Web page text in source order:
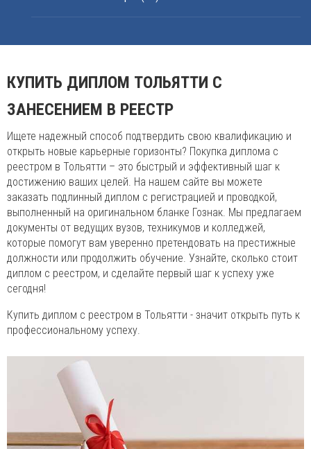
КУПИТЬ ДИПЛОМ ТОЛЬЯТТИ С
ЗАНЕСЕНИЕМ В РЕЕСТР
Ищете надежный способ подтвердить свою квалификацию и
открыть новые карьерные горизонты? Покупка диплома с
реестром в Тольятти – это быстрый и эффективный шаг к
достижению ваших целей. На нашем сайте вы можете
заказать подлинный диплом с регистрацией и проводкой,
выполненный на оригинальном бланке Гознак. Мы предлагаем
документы от ведущих вузов, техникумов и колледжей,
которые помогут вам уверенно претендовать на престижные
должности или продолжить обучение. Узнайте, сколько стоит
диплом с реестром, и сделайте первый шаг к успеху уже
сегодня!
Купить диплом с реестром в Тольятти - значит открыть путь к
профессиональному успеху.